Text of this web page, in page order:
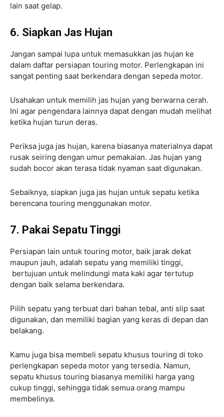
lain saat gelap.
6. Siapkan Jas Hujan
Jangan sampai lupa untuk memasukkan jas hujan ke
dalam daftar persiapan touring motor. Perlengkapan ini
sangat penting saat berkendara dengan sepeda motor.
Usahakan untuk memilih jas hujan yang berwarna cerah.
Ini agar pengendara lainnya dapat dengan mudah melihat
ketika hujan turun deras.
Periksa juga jas hujan, karena biasanya materialnya dapat
rusak seiring dengan umur pemakaian. Jas hujan yang
sudah bocor akan terasa tidak nyaman saat digunakan.
Sebaiknya, siapkan juga jas hujan untuk sepatu ketika
berencana touring menggunakan motor.
7. Pakai Sepatu Tinggi
Persiapan lain untuk touring motor, baik jarak dekat
maupun jauh, adalah sepatu yang memiliki tinggi,
bertujuan untuk melindungi mata kaki agar tertutup
dengan baik selama berkendara.
Pilih sepatu yang terbuat dari bahan tebal, anti slip saat
digunakan, dan memiliki bagian yang keras di depan dan
belakang.
Kamu juga bisa membeli sepatu khusus touring di toko
perlengkapan sepeda motor yang tersedia. Namun,
sepatu khusus touring biasanya memiliki harga yang
cukup tinggi, sehingga tidak semua orang mampu
membelinya.